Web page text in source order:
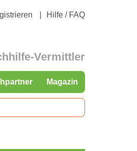
Hilfe / FAQ
Vermittler
Magazin